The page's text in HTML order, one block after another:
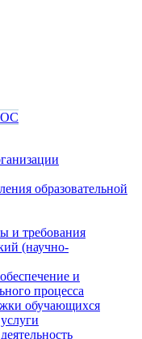
образовательной
и требования
(научно-
и
процесса
обучающихся